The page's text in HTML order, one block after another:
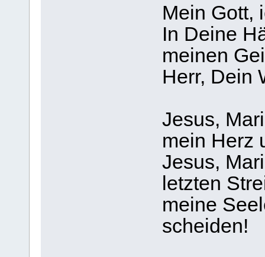
Mein Gott,
In Deine
meinen
Herr, Dein
Jesus,
mein Herz
Jesus,
letzten
meine
scheiden!